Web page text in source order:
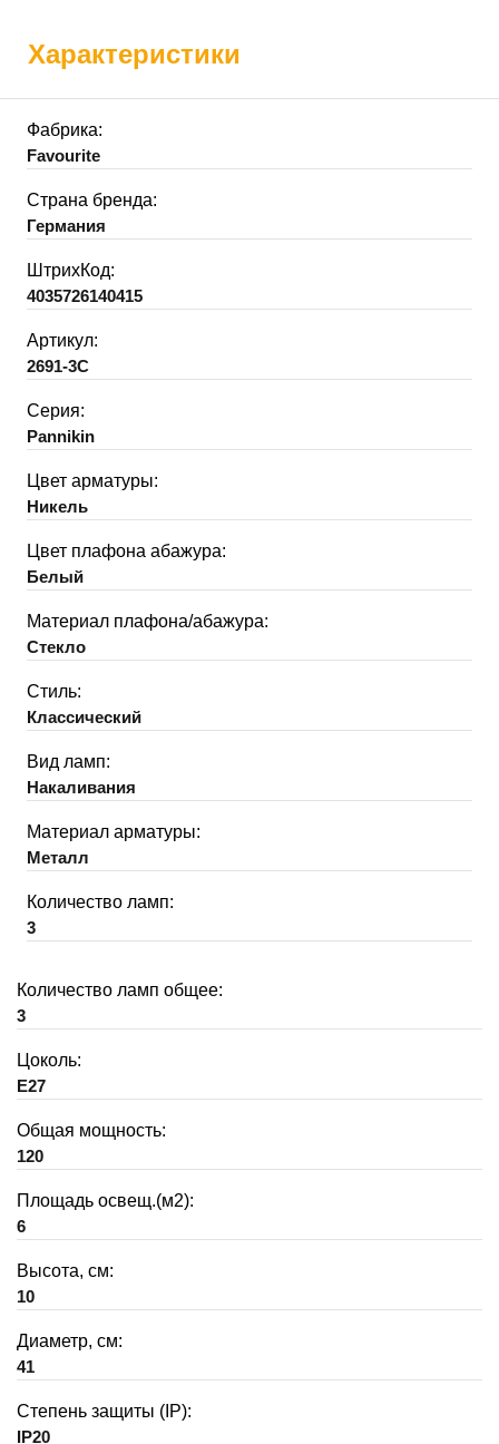
Характеристики
Фабрика:
Favourite
Страна бренда:
Германия
ШтрихКод:
4035726140415
Артикул:
2691-3C
Серия:
Pannikin
Цвет арматуры:
Никель
Цвет плафона абажура:
Белый
Материал плафона/абажура:
Стекло
Стиль:
Классический
Вид ламп:
Накаливания
Материал арматуры:
Металл
Количество ламп:
3
Количество ламп общее:
3
Цоколь:
E27
Общая мощность:
120
Площадь освещ.(м2):
6
Высота, см:
10
Диаметр, см:
41
Степень защиты (IP):
IP20